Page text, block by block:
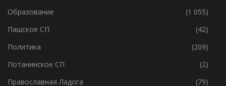
Образование
(1 055)
Пашское СП
(42)
Политика
(209)
Потанинское СП
(2)
Православная Ладога
(79)